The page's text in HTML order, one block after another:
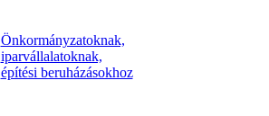
Önkormányzatoknak,
iparvállalatoknak,
építési beruházásokhoz